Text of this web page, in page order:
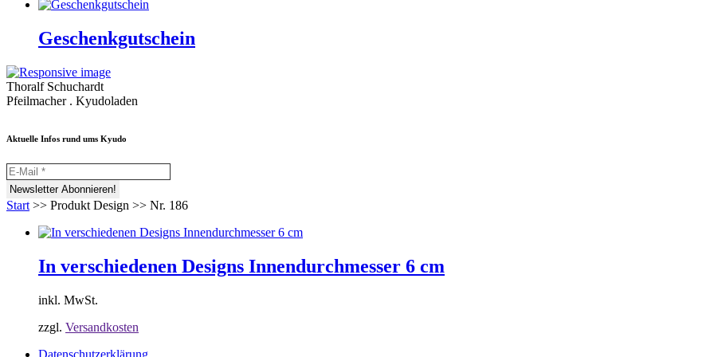
Geschenkgutschein
Thoralf Schuchardt
Pfeilmacher . Kyudoladen
Aktuelle Infos rund ums Kyudo
Start >> Produkt Design >> Nr. 186
In verschiedenen Designs Innendurchmesser 6 cm
inkl. MwSt.
zzgl. Versandkosten
Datenschutzerklärung